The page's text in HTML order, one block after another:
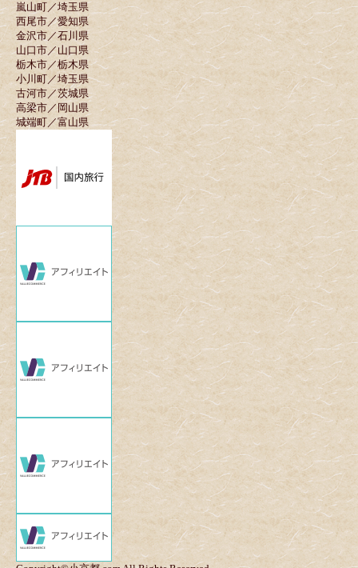
嵐山町／埼玉県
西尾市／愛知県
金沢市／石川県
山口市／山口県
栃木市／栃木県
小川町／埼玉県
古河市／茨城県
高梁市／岡山県
城端町／富山県